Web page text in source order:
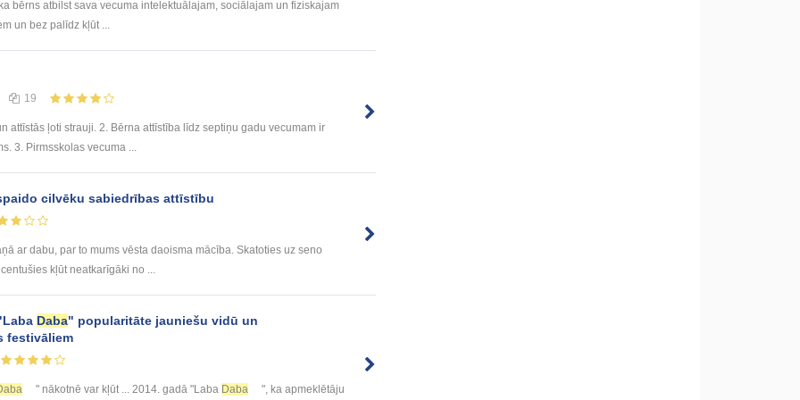
bērns atbilst sava vecuma intelektuālajam, sociālajam un fiziskajam
un bez palīdz kļūt ...
19
attīstās ļoti strauji. 2. Bērna attīstība līdz septiņu gadu vecumam ir
3. Pirmsskolas vecuma ...
cilvēku sabiedrības attīstību
ar dabu, par to mums vēsta daoisma mācība. Skatoties uz seno
kļūt neatkarīgāki no ...
Daba" popularitāte jauniešu vidū un
festivāliem
" nākotnē var kļūt ... 2014. gadā "Laba Daba ", ka apmeklētāju